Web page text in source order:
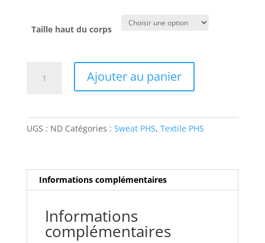
Taille haut du corps
Ajouter au panier
UGS : ND Catégories : Sweat PHS, Textile PHS
Informations complémentaires
Informations
complémentaires